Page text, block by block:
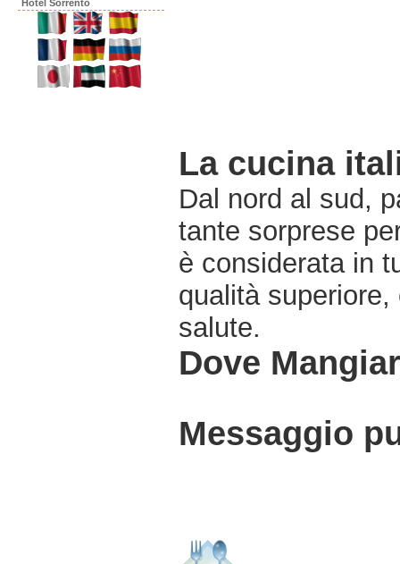
Hotel Sorrento
La cucina
Dal nord al sud,
tante sorprese
è considerata in
qualità
salute.
Dove
Messaggio